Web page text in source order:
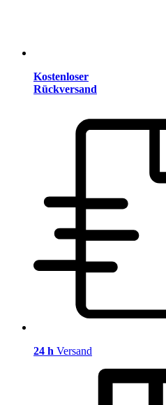
Kostenloser
Rückversand
24 h Versand